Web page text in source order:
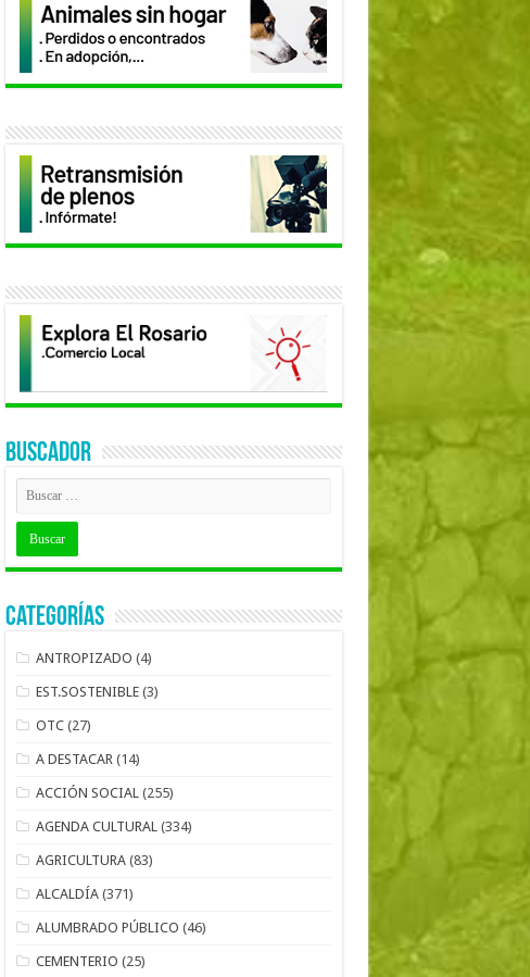
BUSCADOR
Categorías
ANTROPIZADO (4)
EST.SOSTENIBLE (3)
OTC (27)
A DESTACAR (14)
ACCIÓN SOCIAL (255)
AGENDA CULTURAL (334)
AGRICULTURA (83)
ALCALDÍA (371)
ALUMBRADO PÚBLICO (46)
CEMENTERIO (25)